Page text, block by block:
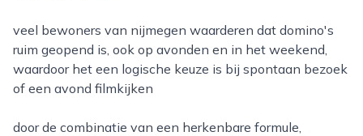
veel bewoners van nijmegen waarderen dat domino's
ruim geopend is, ook op avonden en in het weekend,
waardoor het een logische keuze is bij spontaan bezoek
of een avond filmkijken
door de combinatie van een herkenbare formule,